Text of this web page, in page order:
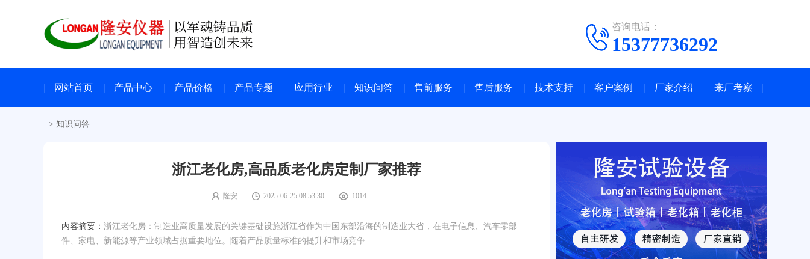
咨询电话：
15377736292
网站首页 产品中心 产品价格 产品专题 应用行业 知识问答 售前服务 售后服务 技术支持 客户案例 厂家介绍 来厂考察
> 知识问答
浙江老化房,高品质老化房定制厂家推荐
隆安 2025-06-25 08:53:30 1014
内容摘要： 浙江老化房：制造业高质量发展的关键基础设施浙江省作为中国东部沿海的制造业大省，在电子信息、汽车零部
件、家电、新能源等产业领域占据重要地位。随着产品质量标准的提升和市场竞争...